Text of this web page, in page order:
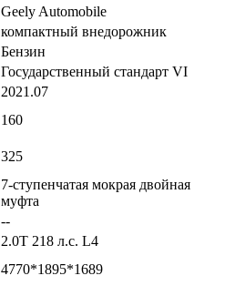
Geely Automobile
компактный внедорожник
Бензин
Государственный стандарт VI
2021.07
160
325
7-ступенчатая мокрая двойная
муфта
--
2.0T 218 л.с. L4
4770*1895*1689